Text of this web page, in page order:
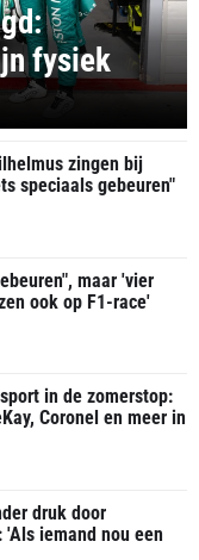
fysiek
zingen bij
speciaals gebeuren"
maar 'vier
ook op F1-race'
in de zomerstop:
Coronel en meer in
druk door
iemand nou een